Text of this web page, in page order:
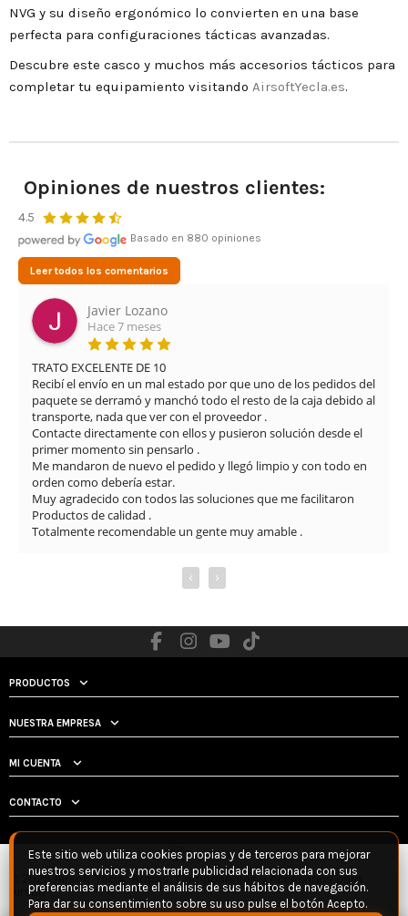
NVG y su diseño ergonómico lo convierten en una base
perfecta para configuraciones tácticas avanzadas.
Descubre este casco y muchos más accesorios tácticos para
completar tu equipamiento visitando AirsoftYecla.es.
Opiniones de nuestros clientes:
4.5
Basado en 880 opiniones
Leer todos los comentarios
Leonardo Cifuentes Ortiz
Hace 3 meses
Muy buena experiencia con Airsof yecla. El servicio ha sido
excelente desde el primer momento. Me proporcionaron una
solución rápida y eficaz para el problema que tenía con la
réplica, manteniendo una atención muy profesional y amable
en todo momento.
El envío fue muy rápido y además se nota que cuidan mucho
los detalles: limpieza del arma, revisión completa y vídeos
explicando el estado y funcionamiento. La comunicación
también ha sido muy buena durante todo el proceso.
Sin duda, una tienda totalmente recomendable por la atención
al cliente y la seriedad con la que trabajan.
‹ ›
PRODUCTOS
NUESTRA EMPRESA
MI CUENTA
CONTACTO
© 2026 Airsoft Yecla: Armas, Componentes y Accesorios para
Airsoft
Este sitio web utiliza cookies propias y de terceros para mejorar
nuestros servicios y mostrarle publicidad relacionada con sus
preferencias mediante el análisis de sus hábitos de navegación.
Para dar su consentimiento sobre su uso pulse el botón Acepto.